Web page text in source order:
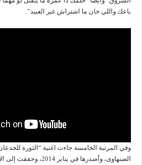
باعك واللي خان ما اشتراش غير العبيد”.
وفي المرتبة الخامسة جاءت اغنية “الثورة
الصنهاوى، وأصدرها في